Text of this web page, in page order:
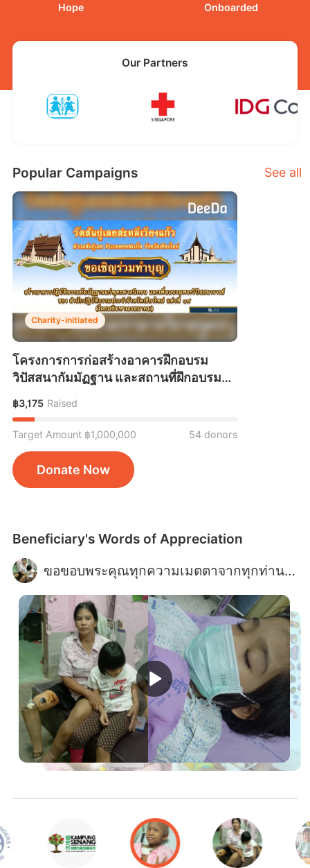
Hope
Onboarded
Our Partners
Popular Campaigns See all
Charity-initiated
โครงการการก่อสร้างอาคารฝึกอบรม
วิปัสสนากัมมัฏฐาน และสถานที่ฝึกอบรม
เชียงใหม่
฿3,175 Raised
Target Amount ฿1,000,000 54 donors
Donate Now
Beneficiary's Words of Appreciation
ขอขอบพระคุณทุกความเมตตาจากทุกท่านค่ะ